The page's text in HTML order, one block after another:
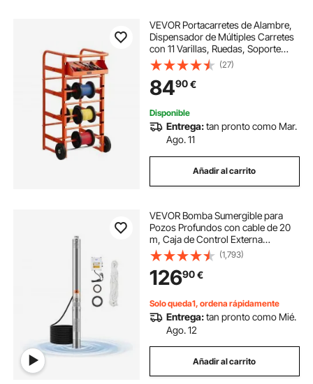
VEVOR Portacarretes de Alambre,
Dispensador de Múltiples Carretes
con 11 Varillas, Ruedas, Soporte
para Cables con Bandeja para
Guardar Cableado para Uso
Eléctrico, Industrial y Minorista
(27)
8490€
Disponible
Entrega:tan pronto como Mar.
Ago. 11
Añadir al carrito
VEVOR Bomba Sumergible para
Pozos Profundos con cable de 20
m, Caja de Control Externa
Potencia de Entrada 750 W Caudal
de 65 L/min, Altura de Elevación de
64 m para Riego Industrial y Uso
Doméstico
(1,793)
12690€
Solo queda1, ordena rápidamente
Entrega:tan pronto como Mié.
Ago. 12
Añadir al carrito